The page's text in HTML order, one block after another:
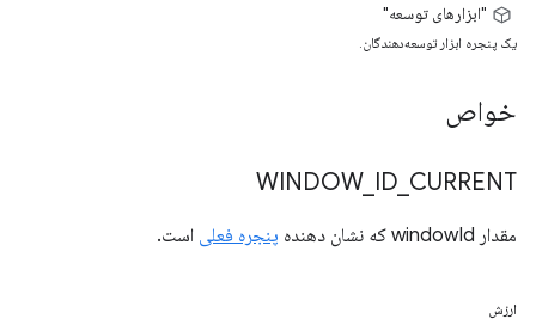
"ابزارهای توسعه"
یک پنجره ابزار توسعه‌دهندگان.
خواص
WINDOW_ ID CURRENT
مقدار windowId که نشان دهنده پنجره فعلی است.
ارزش